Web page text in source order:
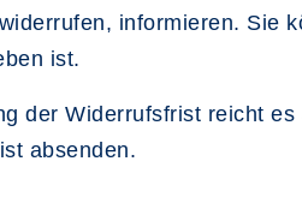
informieren. Sie
ist.
der Widerrufsfrist reicht
absenden.